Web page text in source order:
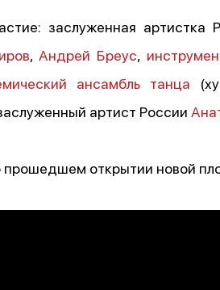
заслуженная артистка
,Андрей Бреус,
ансамбль танца
артист России
прошедшем открытии новой